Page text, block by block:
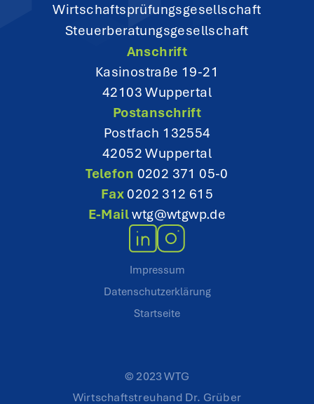
Wirtschaftsprüfungsgesellschaft
Steuerberatungsgesellschaft
Anschrift
Kasinostraße 19-21
42103 Wuppertal
Postanschrift
Postfach 132554
42052 Wuppertal
Telefon 0202 371 05-0
Fax 0202 312 615
E-Mailwtg@wtgwp.de
Impressum
Datenschutzerklärung
Startseite
© 2023 WTG
Wirtschaftstreuhand Dr. Grüber